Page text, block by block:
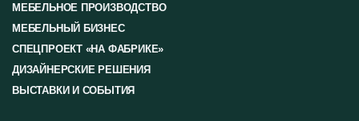
МЕБЕЛЬНОЕ ПРОИЗВОДСТВО
МЕБЕЛЬНЫЙ БИЗНЕС
СПЕЦПРОЕКТ «НА ФАБРИКЕ»
ДИЗАЙНЕРСКИЕ РЕШЕНИЯ
ВЫСТАВКИ И СОБЫТИЯ